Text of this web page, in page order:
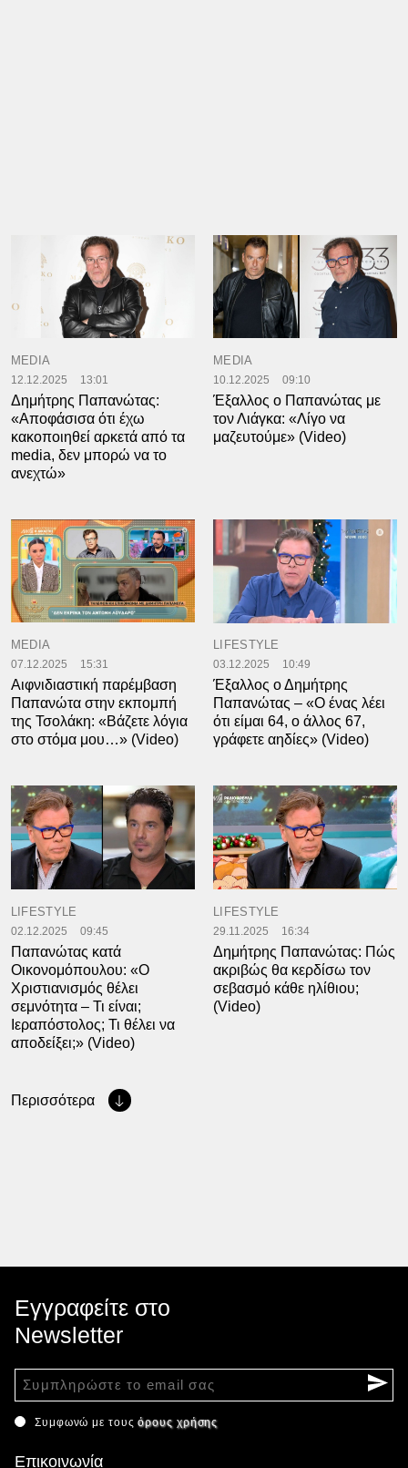
MEDIA
12.12.2025 13:01
Δημήτρης Παπανώτας:
«Αποφάσισα ότι έχω
κακοποιηθεί αρκετά από τα
media, δεν μπορώ να το
ανεχτώ»
MEDIA
10.12.2025 09:10
Έξαλλος ο Παπανώτας με
τον Λιάγκα: «Λίγο να
μαζευτούμε» (Video)
MEDIA
07.12.2025 15:31
Αιφνιδιαστική παρέμβαση
Παπανώτα στην εκπομπή
της Τσολάκη: «Βάζετε λόγια
στο στόμα μου…» (Video)
LIFESTYLE
03.12.2025 10:49
Έξαλλος ο Δημήτρης
Παπανώτας – «Ο ένας λέει
ότι είμαι 64, ο άλλος 67,
γράφετε αηδίες» (Video)
LIFESTYLE
02.12.2025 09:45
Παπανώτας κατά
Οικονομόπουλου: «Ο
Χριστιανισμός θέλει
σεμνότητα – Τι είναι;
Ιεραπόστολος; Τι θέλει να
αποδείξει;» (Video)
LIFESTYLE
29.11.2025 16:34
Δημήτρης Παπανώτας: Πώς
ακριβώς θα κερδίσω τον
σεβασμό κάθε ηλίθιου;
(Video)
Περισσότερα
Εγγραφείτε στο
Newsletter
Συμφωνώ με τουςόρους χρήσης
Επικοινωνία